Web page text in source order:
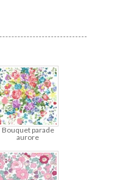
Bouquet parade
aurore